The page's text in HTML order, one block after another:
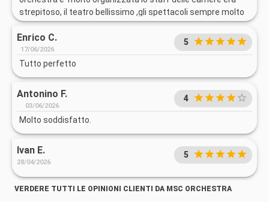
strepitoso, il teatro bellissimo ,gli spettacoli sempre molto
coinvolgenti e il cibo sia del biffett che dei ristoranti tutto
buonissimo
Enrico C.
17/06/2026
5
Tutto perfetto
Antonino F.
03/06/2026
4
Molto soddisfatto.
Ivan E.
28/04/2026
5
VERDERE TUTTI LE OPINIONI CLIENTI DA MSC ORCHESTRA